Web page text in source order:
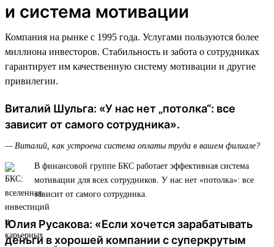
и система мотивации
Компания на рынке с 1995 года. Услугами пользуются более
миллиона инвесторов. Стабильность и забота о сотрудниках
гарантирует им качественную систему мотивации и другие
привилегии.
Виталий Шульга: «У нас нет „потолка“: все
зависит от самого сотрудника».
— Виталий, как устроена система оплаты труда в вашем филиале?
В финансовой группе БКС работает эффективная система
мотивации для всех сотрудников. У нас нет «потолка»: все
зависит от самого сотрудника.
Юлия Русакова: «Если хочется зарабатывать
деньги в хорошей компании с суперкрутым